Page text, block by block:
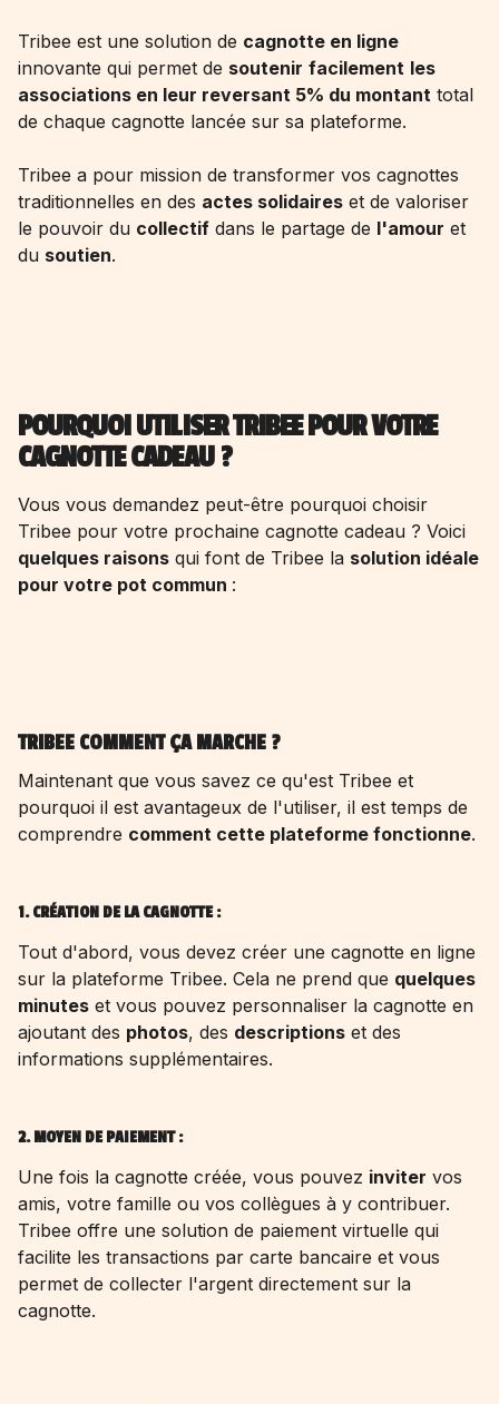
Tribee est une solution de cagnotte en ligne
innovante qui permet de soutenir facilement les
associations en leur reversant 5% du montant total
de chaque cagnotte lancée sur sa plateforme.
Tribee a pour mission de transformer vos cagnottes
traditionnelles en des actes solidaires et de valoriser
le pouvoir du collectif dans le partage de l'amour et
du soutien.
POURQUOI UTILISER TRIBEE POUR VOTRE
CAGNOTTE CADEAU ?
Vous vous demandez peut-être pourquoi choisir
Tribee pour votre prochaine cagnotte cadeau ? Voici
quelques raisons qui font de Tribee la solution idéale
pour votre pot commun :
TRIBEE COMMENT ÇA MARCHE ?
Maintenant que vous savez ce qu'est Tribee et
pourquoi il est avantageux de l'utiliser, il est temps de
comprendre comment cette plateforme fonctionne.
1. CRÉATION DE LA CAGNOTTE :
Tout d'abord, vous devez créer une cagnotte en ligne
sur la plateforme Tribee. Cela ne prend que quelques
minutes et vous pouvez personnaliser la cagnotte en
ajoutant des photos, des descriptions et des
informations supplémentaires.
2. MOYEN DE PAIEMENT :
Une fois la cagnotte créée, vous pouvez inviter vos
amis, votre famille ou vos collègues à y contribuer.
Tribee offre une solution de paiement virtuelle qui
facilite les transactions par carte bancaire et vous
permet de collecter l'argent directement sur la
cagnotte.